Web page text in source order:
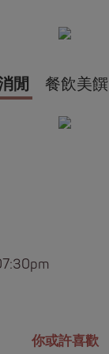
閒 餐飲美饌
你或許喜歡